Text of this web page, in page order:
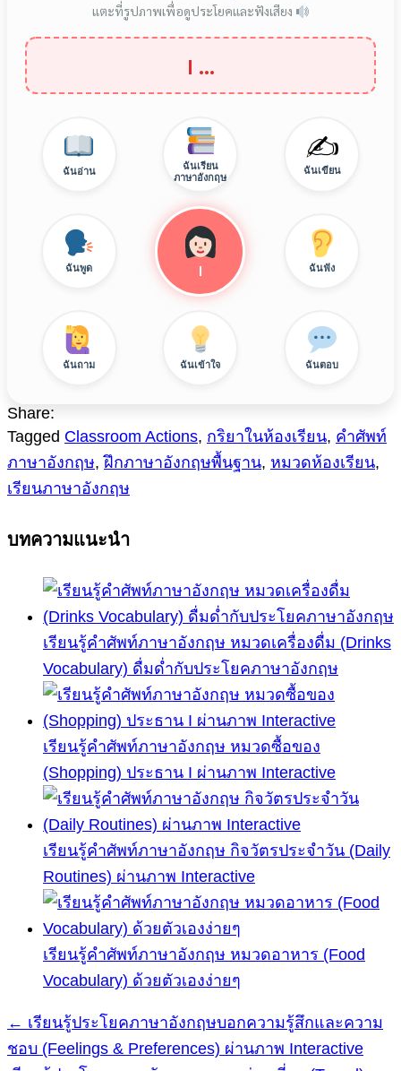
แตะที่รูปภาพเพื่อดูประโยคและฟังเสียง
I …
ฉันอ่าน
ฉันเรียน
ภาษาอังกฤษ
✍️
ฉันเขียน
ฉันพูด I ฉันฟัง
ฉันถาม ฉันเข้าใจ ฉันตอบ
Share:
Tagged Classroom Actions, กริยาในห้องเรียน, คำศัพท์
ภาษาอังกฤษ,ฝึกภาษาอังกฤษพื้นฐาน, หมวดห้องเรียน,
เรียนภาษาอังกฤษ
บทความแนะนำ
เรียนรู้คำศัพท์ภาษาอังกฤษ หมวดเครื่องดื่ม (Drinks
Vocabulary) ดื่มด่ำกับประโยคภาษาอังกฤษ
เรียนรู้คำศัพท์ภาษาอังกฤษ หมวดซื้อของ
(Shopping) ประธาน I ผ่านภาพ Interactive
เรียนรู้คำศัพท์ภาษาอังกฤษ กิจวัตรประจำวัน (Daily
Routines) ผ่านภาพ Interactive
เรียนรู้คำศัพท์ภาษาอังกฤษ หมวดอาหาร (Food
Vocabulary) ด้วยตัวเองง่ายๆ
แนะแนว
← เรียนรู้ประโยคภาษาอังกฤษบอกความรู้สึกและความ
ชอบ (Feelings & Preferences) ผ่านภาพ Interactive